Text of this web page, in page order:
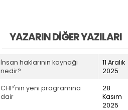
YAZARIN DIĞER YAZILARI
İnsan haklarının kaynağı
nedir?
11 Aralık
2025
CHP'nin yeni programına
dair
28
Kasım
2025